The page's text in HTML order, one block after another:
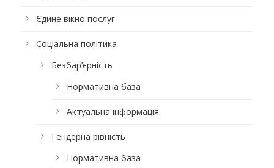
Єдине вікно послуг
Соціальна політика
Безбар’єрність
Нормативна база
Актуальна інформація
Гендерна рівність
Нормативна база